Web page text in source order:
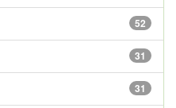
52
31
31